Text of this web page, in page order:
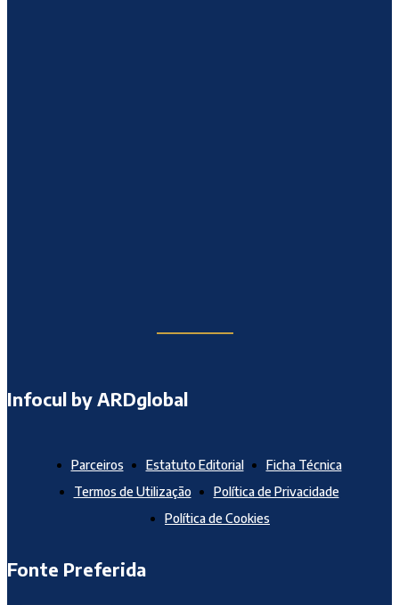
Infocul by ARDglobal
Parceiros Estatuto Editorial
Ficha Técnica
Termos de Utilização
Política de Privacidade
Política de Cookies
Fonte Preferida